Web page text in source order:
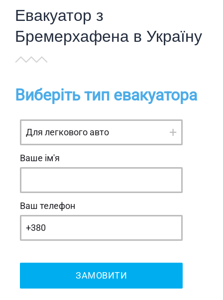
Евакуатор з
Бремерхафена в Україну
Виберіть тип евакуатора
Ваше ім'я
Ваш телефон